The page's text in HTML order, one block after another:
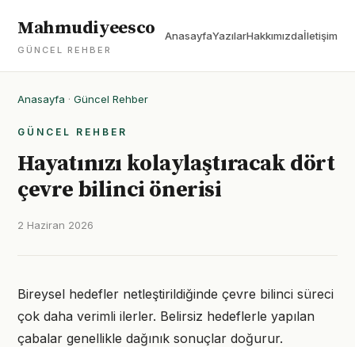
Mahmudiyeesco
GÜNCEL REHBER
AnasayfaYazılarHakkımızdaİletişim
Anasayfa · Güncel Rehber
GÜNCEL REHBER
Hayatınızı kolaylaştıracak dört
çevre bilinci önerisi
2 Haziran 2026
Bireysel hedefler netleştirildiğinde çevre bilinci süreci
çok daha verimli ilerler. Belirsiz hedeflerle yapılan
çabalar genellikle dağınık sonuçlar doğurur.